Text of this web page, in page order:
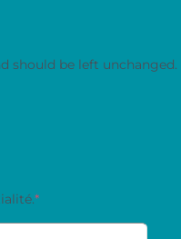
should be left unchanged.
*